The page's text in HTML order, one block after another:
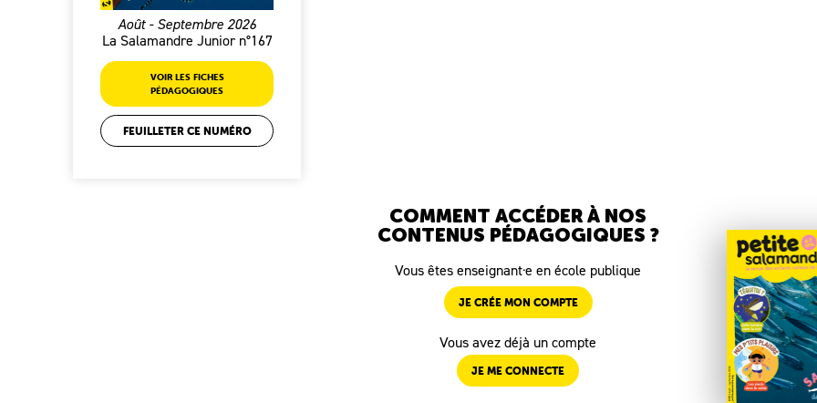
Août - Septembre 2026
La Salamandre Junior n°167
VOIR LES FICHES
PÉDAGOGIQUES
FEUILLETER CE NUMÉRO
COMMENT ACCÉDER À NOS
CONTENUS PÉDAGOGIQUES ?
Vous êtes enseignant·e en école publique
JE CRÉE MON COMPTE
Vous avez déjà un compte
JE ME CONNECTE